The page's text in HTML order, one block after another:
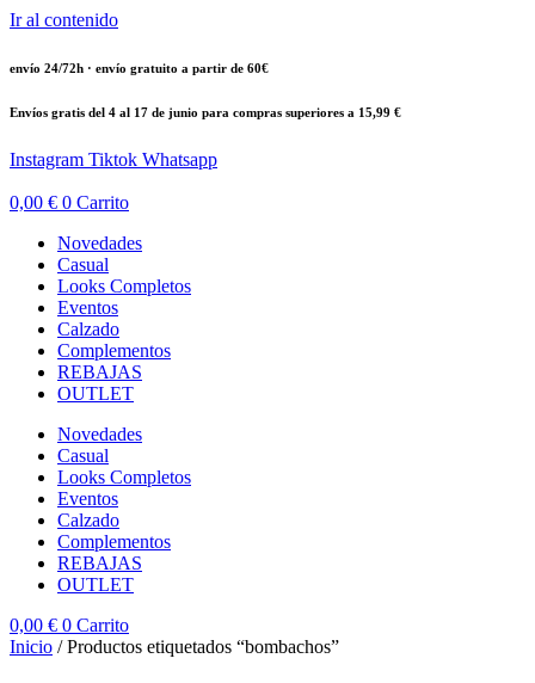
Ir al contenido
envío 24/72h · envío gratuito a partir de 60€
Envíos gratis del 4 al 17 de junio para compras superiores a 15,99 €
Instagram Tiktok Whatsapp
0,00 € 0 Carrito
Novedades
Casual
Looks Completos
Eventos
Calzado
Complementos
REBAJAS
OUTLET
Novedades
Casual
Looks Completos
Eventos
Calzado
Complementos
REBAJAS
OUTLET
0,00 € 0 Carrito
Inicio / Productos etiquetados “bombachos”